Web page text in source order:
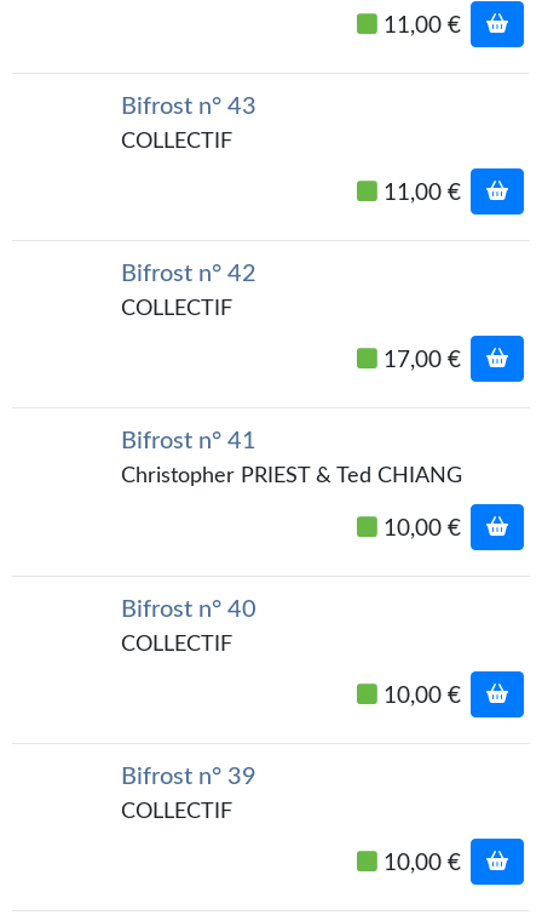
11,00 €
Bifrost n° 43
COLLECTIF
11,00 €
Bifrost n° 42
COLLECTIF
17,00 €
Bifrost n° 41
Christopher PRIEST & Ted CHIANG
10,00 €
Bifrost n° 40
COLLECTIF
10,00 €
Bifrost n° 39
COLLECTIF
10,00 €